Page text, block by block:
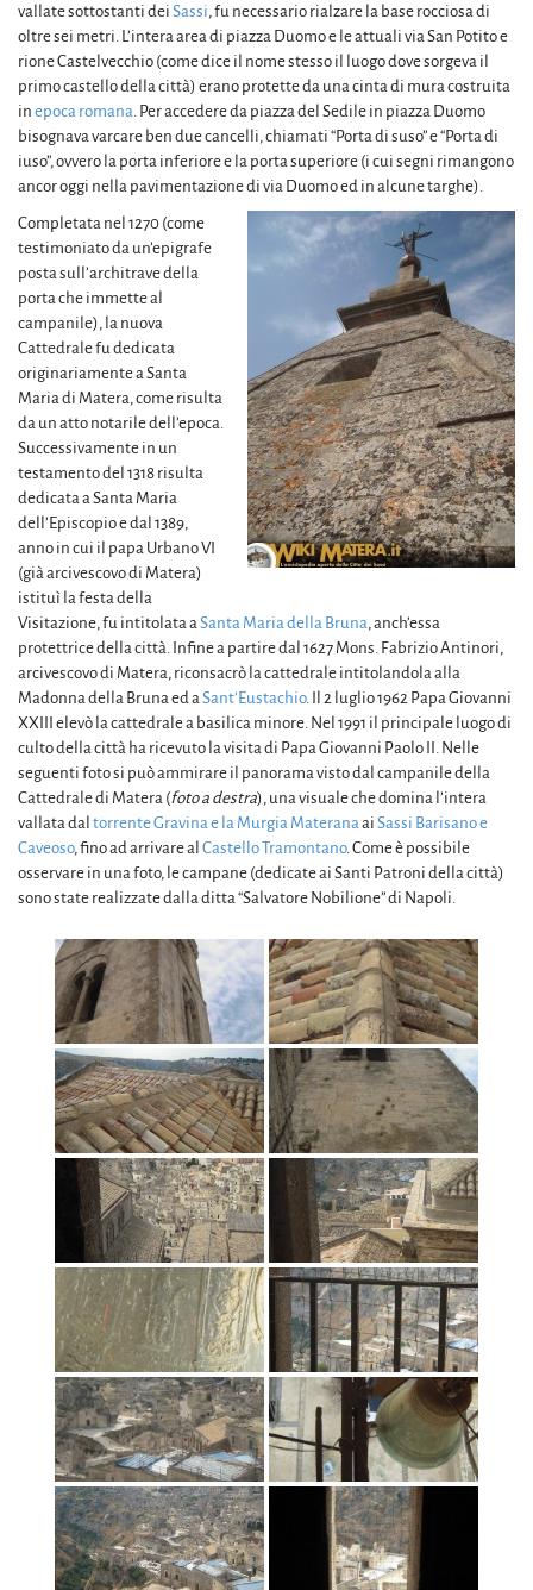
vallate sottostanti dei Sassi, fu necessario rialzare la base rocciosa di
oltre sei metri. L’intera area di piazza Duomo e le attuali via San Potito e
rione Castelvecchio (come dice il nome stesso il luogo dove sorgeva il
primo castello della città) erano protette da una cinta di mura costruita
in epoca romana . Per accedere da piazza del Sedile in piazza Duomo
bisognava varcare ben due cancelli, chiamati “Porta di suso” e “Porta di
iuso”, ovvero la porta inferiore e la porta superiore (i cui segni rimangono
ancor oggi nella pavimentazione di via Duomo ed in alcune targhe).
Completata nel 1270 (come
testimoniato da un’epigrafe
posta sull’architrave della
porta che immette al
campanile), la nuova
Cattedrale fu dedicata
originariamente a Santa
Maria di Matera, come risulta
da un atto notarile dell’epoca.
Successivamente in un
testamento del 1318 risulta
dedicata a Santa Maria
dell’Episcopio e dal 1389,
anno in cui il papa Urbano VI
(già arcivescovo di Matera)
istituì la festa della
Visitazione, fu intitolata a Santa Maria della Bruna, anch’essa
protettrice della città. Infine a partire dal 1627 Mons. Fabrizio Antinori,
arcivescovo di Matera, riconsacrò la cattedrale intitolandola alla
Madonna della Bruna ed a Sant’Eustachio. Il 2 luglio 1962 Papa Giovanni
XXIII elevò la cattedrale a basilica minore. Nel 1991 il principale luogo di
culto della città ha ricevuto la visita di Papa Giovanni Paolo II. Nelle
seguenti foto si può ammirare il panorama visto dal campanile della
Cattedrale di Matera (foto a destra), una visuale che domina l’intera
vallata dal torrente Gravina e la Murgia Materana ai Sassi Barisano e
Caveoso, fino ad arrivare al Castello Tramontano. Come è possibile
osservare in una foto, le campane (dedicate ai Santi Patroni della città)
sono state realizzate dalla ditta “Salvatore Nobilione” di Napoli.